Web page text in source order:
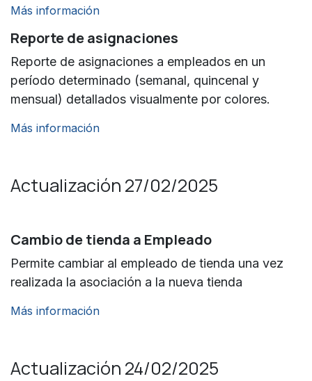
Más información
Reporte de asignaciones
Reporte de asignaciones a empleados en un
período determinado (semanal, quincenal y
mensual) detallados visualmente por colores.
Más información
Actualización 27/02/2025
Cambio de tienda a Empleado
Permite cambiar al empleado de tienda una vez
realizada la asociación a la nueva tienda
Más información
Actualización 24/02/2025